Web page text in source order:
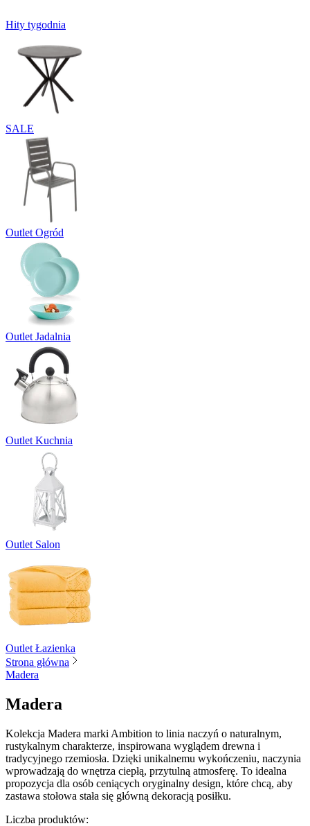
Hity tygodnia
SALE
Outlet Ogród
Outlet Jadalnia
Outlet Kuchnia
Outlet Salon
Outlet Łazienka
Strona główna
Madera
Madera
Kolekcja Madera marki Ambition to linia naczyń o naturalnym,
rustykalnym charakterze, inspirowana wyglądem drewna i
tradycyjnego rzemiosła. Dzięki unikalnemu wykończeniu, naczynia
wprowadzają do wnętrza ciepłą, przytulną atmosferę. To idealna
propozycja dla osób ceniących oryginalny design, które chcą, aby
zastawa stołowa stała się główną dekoracją posiłku.
Liczba produktów: